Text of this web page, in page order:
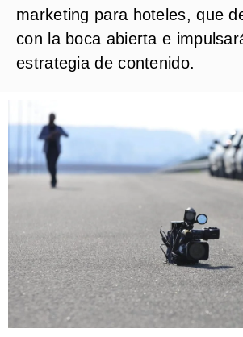
marketing para hoteles, que
con la boca abierta e
estrategia de contenido.